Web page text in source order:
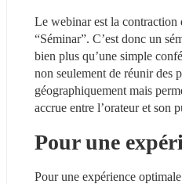
Le webinar est la contraction
“Séminar”. C’est donc un
bien plus qu’une simple
non seulement de réunir des
géographiquement mais
accrue entre l’orateur et son
Pour une
Pour une expérience